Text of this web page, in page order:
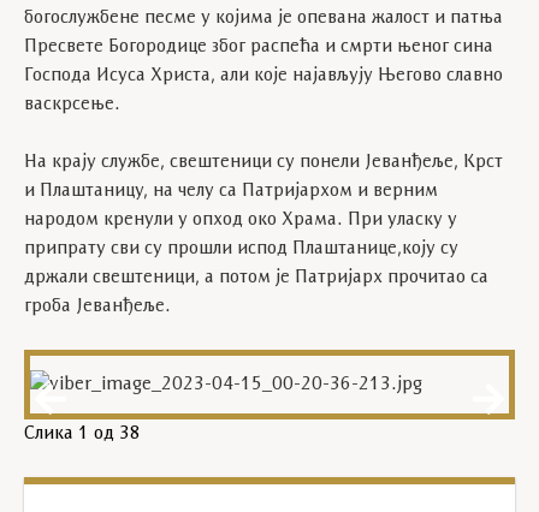
богослужбене песме у којима је опевана жалост и патња
Пресвете Богородице због распећа и смрти њеног сина
Господа Исуса Христа, али које најављују Његово славно
васкрсење.
На крају службе, свештеници су понели Јеванђеље, Крст
и Плаштаницу, на челу са Патријархом и верним
народом кренули у опход око Храма. При уласку у
припрату сви су прошли испод Плаштанице,коју су
држали свештеници, а потом је Патријарх прочитао са
гроба Јеванђеље.
Слика 1 од 38